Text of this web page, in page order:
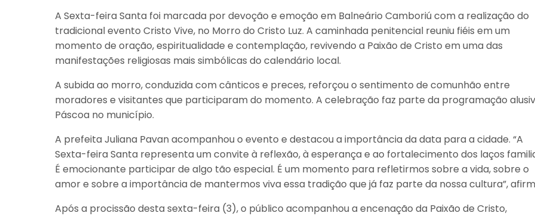
A Sexta-feira Santa foi marcada por devoção e emoção em Balneário Camboriú com a realização do
tradicional evento Cristo Vive, no Morro do Cristo Luz. A caminhada penitencial reuniu fiéis em um
momento de oração, espiritualidade e contemplação, revivendo a Paixão de Cristo em uma das
manifestações religiosas mais simbólicas do calendário local.
A subida ao morro, conduzida com cânticos e preces, reforçou o sentimento de comunhão entre
moradores e visitantes que participaram do momento. A celebração faz parte da programação
Páscoa no município.
A prefeita Juliana Pavan acompanhou o evento e destacou a importância da data para a cidade. “A
Sexta-feira Santa representa um convite à reflexão, à esperança e ao fortalecimento dos laços
É emocionante participar de algo tão especial. É um momento para refletirmos sobre a vida, sobre o
amor e sobre a importância de mantermos viva essa tradição que já faz parte da nossa cultura”,
Após a procissão desta sexta-feira (3), o público acompanhou a encenação da Paixão de Cristo,